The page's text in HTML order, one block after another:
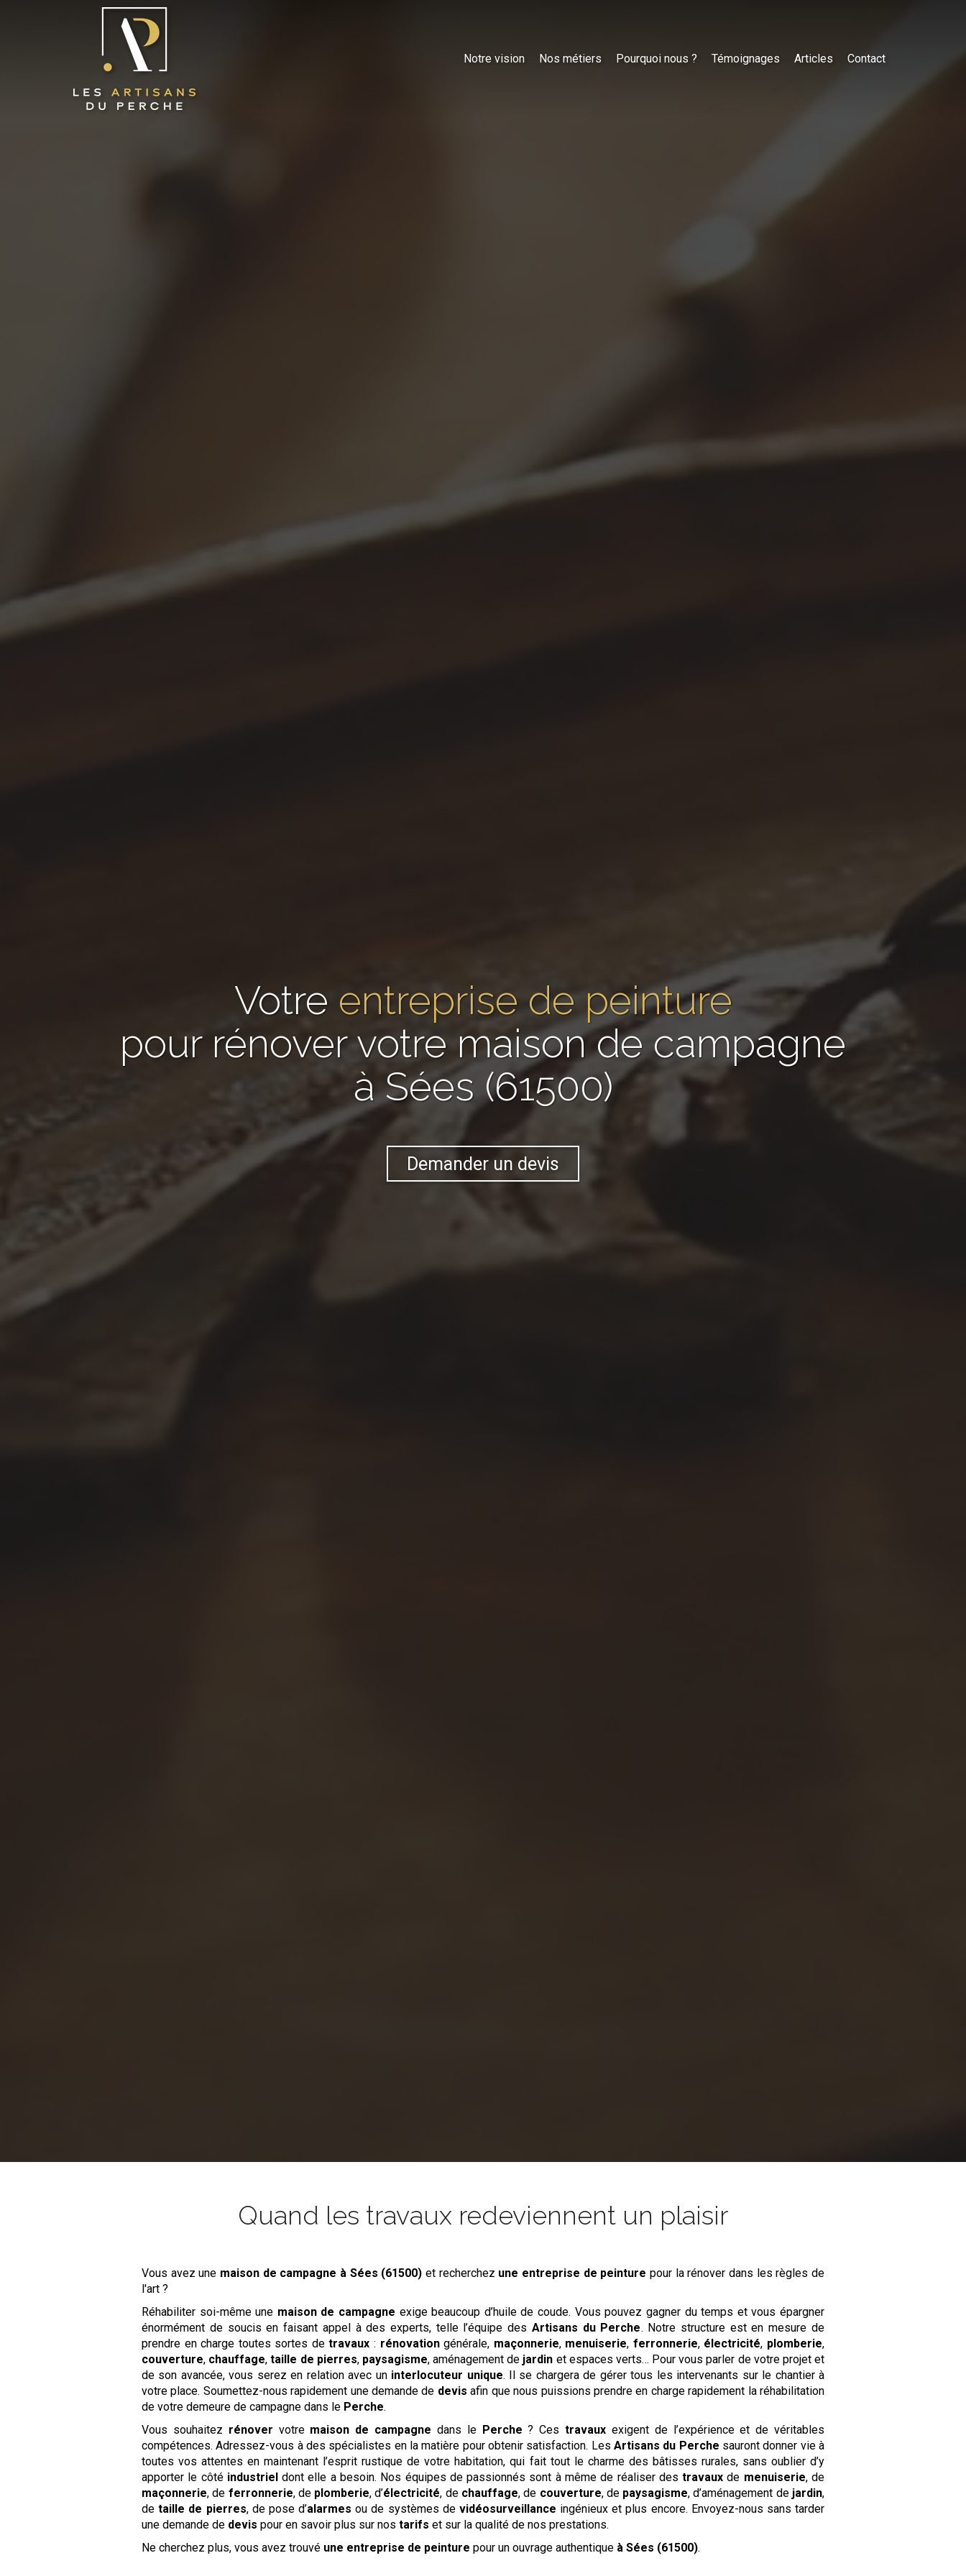
Notre vision Nos métiers Pourquoi nous ? Témoignages Articles Contact
Votre entreprise de peinture
pour rénover votre maison de campagne
à Sées (61500)
Demander un devis
Quand les travaux redeviennent un plaisir
Vous avez une maison de campagne à Sées (61500) et recherchez une entreprise de peinture pour la rénover dans les règles de
l'art ?
Réhabiliter soi-même une maison de campagne exige beaucoup d’huile de coude. Vous pouvez gagner du temps et vous épargner
énormément de soucis en faisant appel à des experts, telle l’équipe des Artisans du Perche. Notre structure est en mesure de
prendre en charge toutes sortes detravaux : rénovationgénérale, maçonnerie, menuiserie, ferronnerie, électricité, plomberie,
couverture, chauffage,taille de pierres, paysagisme, aménagement de jardin et espaces verts… Pour vous parler de votre projet et
de son avancée, vous serez en relation avec un interlocuteur unique. Il se chargera de gérer tous les intervenants sur le chantier à
votre place. Soumettez-nous rapidement une demande de devis afin que nous puissions prendre en charge rapidement la réhabilitation
de votre demeure de campagne dans le Perche.
Vous souhaitez rénover votre maison de campagne dans le Perche ? Cestravaux exigent de l’expérience et de véritables
compétences. Adressez-vous à des spécialistes en la matière pour obtenir satisfaction. Les Artisans du Perche sauront donner vie à
toutes vos attentes en maintenant l’esprit rustique de votre habitation, qui fait tout le charme des bâtisses rurales, sans oublier d’y
apporter le côté industrieldont elle a besoin. Nos équipes de passionnés sont à même de réaliser destravaux de menuiserie, de
maçonnerie, de ferronnerie, de plomberie, d’électricité, de chauffage, de couverture, de paysagisme, d’aménagement de jardin,
detaille de pierres, de pose d’alarmes ou de systèmes de vidéosurveillance ingénieux et plus encore. Envoyez-nous sans tarder
une demande de devis pour en savoir plus sur nostarifs et sur la qualité de nos prestations.
Ne cherchez plus, vous avez trouvé une entreprise de peinture pour un ouvrage authentique à Sées (61500).